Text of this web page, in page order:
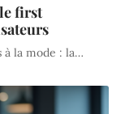
first
la mode : la…